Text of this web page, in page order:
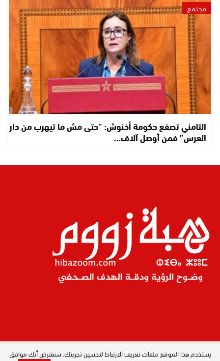
مجتمع
التامني تصفع حكومة أخنوش: “حتى مش ما تيهرب من دار
العرس” فمن أوصل آلاف…
المدير العام : ليلى البصري بصيري / جميع
يستخدم هذا الموقع ملفات تعريف الارتباط لتحسين تجربتك. سنفترض أنك موافق